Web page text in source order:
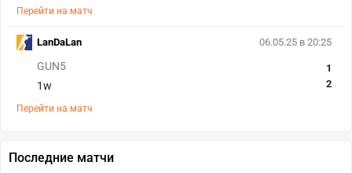
Перейти на матч
06.05.25 в 20:25
GUN5
1w
1
2
Перейти на матч
LanDaLan
Последние матчи